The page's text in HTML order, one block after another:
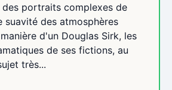
portraits complexes de
suavité des atmosphères
d'un Douglas Sirk, les
de ses fictions, au
très...